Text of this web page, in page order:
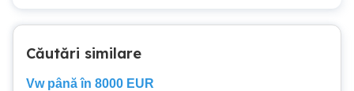
Căutări similare
Vw până în 8000 EUR